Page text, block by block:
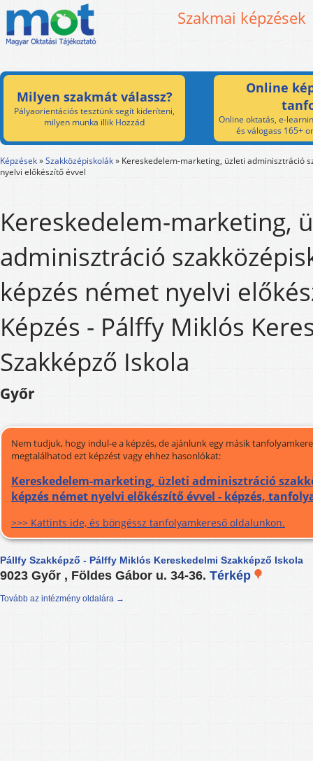
Szakmai képzések
Milyen szakmát válassz?
Pályaorientációs tesztünk segít kideríteni,
milyen munka illik Hozzád
Online
Online oktatás, e-
és válogass 165+
Képzések»Szakközépiskolák» Kereskedelem-marketing, üzleti adminisztráció
nyelvi előkészítő évvel
Kereskedelem-marketing,
adminisztráció
képzés német nyelvi
Képzés - Pálffy Miklós
Szakképző Iskola
Győr
Nem tudjuk, hogy indul-e a képzés, de ajánlunk egy másik
megtalálhatod ezt képzést vagy ehhez hasonlókat:
Kereskedelem-marketing, üzleti adminisztráció
képzés német nyelvi előkészítő évvel - képzés,
>>> Kattints ide, és böngéssz tanfolyamkereső oldalunkon.
Pállfy Szakképző - Pálffy Miklós Kereskedelmi Szakképző Iskola
9023 Győr , Földes Gábor u. 34-36. Térkép
Tovább az intézmény oldalára →